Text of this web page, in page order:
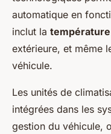
automatique en
inclut la température
extérieure, et même
véhicule.
Les unités de
intégrées dans les
gestion du véhicule,